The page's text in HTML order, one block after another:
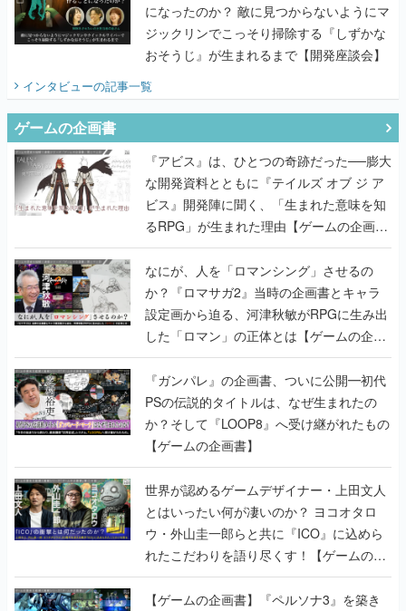
になったのか？ 敵に見つからないようにマ
ジックリンでこっそり掃除する『しずかな
おそうじ』が生まれるまで【開発座談会】
インタビューの記事一覧
ゲームの企画書
『アビス』は、ひとつの奇跡だった──膨大
な開発資料とともに『テイルズ オブ ジ ア
ビス』開発陣に聞く、「生まれた意味を知
るRPG」が生まれた理由【ゲームの企画
書】
なにが、人を「ロマンシング」させるの
か？『ロマサガ2』当時の企画書とキャラ
設定画から迫る、河津秋敏がRPGに生み出
した「ロマン」の正体とは【ゲームの企画
書】
『ガンパレ』の企画書、ついに公開━初代
PSの伝説的タイトルは、なぜ生まれたの
か？そして『LOOP8』へ受け継がれたもの
【ゲームの企画書】
世界が認めるゲームデザイナー・上田文人
とはいったい何が凄いのか？ ヨコオタロ
ウ・外山圭一郎らと共に『ICO』に込めら
れたこだわりを語り尽くす！【ゲームの企
画書】
【ゲームの企画書】『ペルソナ3』を築き